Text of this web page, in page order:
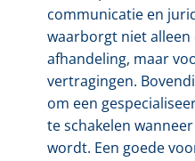
communicatie en
waarborgt niet alleen
afhandeling, maar
vertragingen.
om een
te schakelen
wordt. Een goede